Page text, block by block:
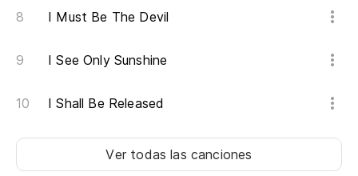
I Must Be The Devil
I See Only Sunshine
I Shall Be Released
Ver todas las canciones